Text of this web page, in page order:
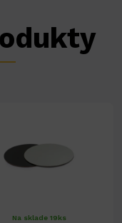
Na sklade 19ks